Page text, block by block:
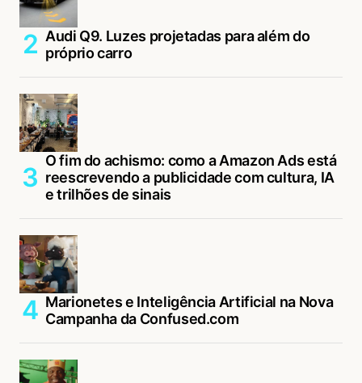
Audi Q9. Luzes projetadas para além do
próprio carro
O fim do achismo: como a Amazon Ads está
reescrevendo a publicidade com cultura, IA
e trilhões de sinais
Marionetes e Inteligência Artificial na Nova
Campanha da Confused.com